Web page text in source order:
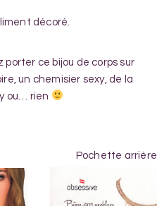
décoré.
porter ce bijou de corps sur
un chemisier sexy, de la
ou… rien
Pochette arrière